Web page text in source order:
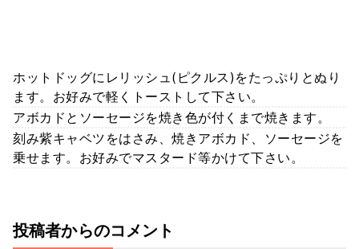
ホットドッグにレリッシュ(ピクルス)をたっぷりとぬり
ます。お好みで軽くトーストして下さい。
アボカドとソーセージを焼き色が付くまで焼きます。
刻み紫キャベツをはさみ、焼きアボカド、ソーセージを
乗せます。お好みでマスタード等かけて下さい。
投稿者からのコメント